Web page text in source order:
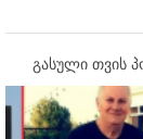
გასული თვის